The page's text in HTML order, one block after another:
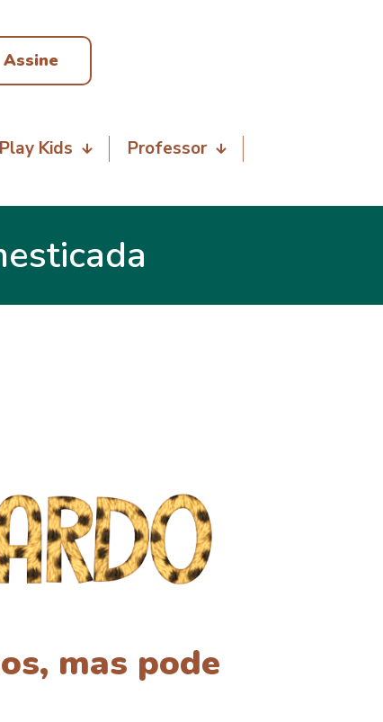
Assine
Play Kids
Professor
mas pode